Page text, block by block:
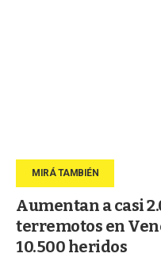
Aumentan a casi
terremotos en
10.500 heridos